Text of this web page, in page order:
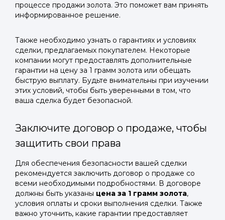
процессе продажи золота. Это поможет вам принять
информированное решение.
Также необходимо узнать о гарантиях и условиях
сделки, предлагаемых покупателем. Некоторые
компании могут предоставлять дополнительные
гарантии на цену за 1 грамм золота или обещать
быструю выплату. Будьте внимательны при изучении
этих условий, чтобы быть уверенными в том, что
ваша сделка будет безопасной.
Заключите договор о продаже, чтобы
защитить свои права
Для обеспечения безопасности вашей сделки
рекомендуется заключить договор о продаже со
всеми необходимыми подробностями. В договоре
должны быть указаны цена за 1 грамм золота,
условия оплаты и сроки выполнения сделки. Также
важно уточнить, какие гарантии предоставляет